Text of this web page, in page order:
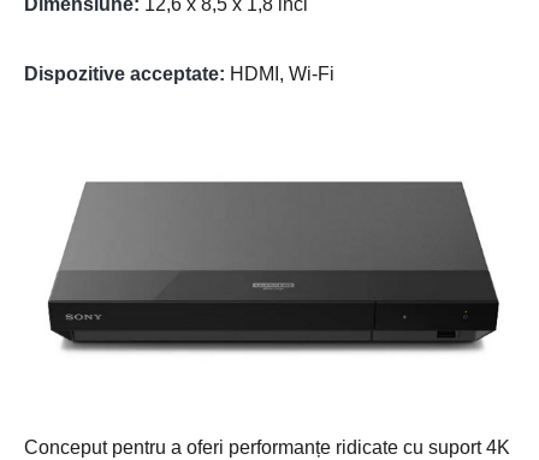
Dispozitive acceptate: HDMI, Wi-Fi
Conceput pentru a oferi performanțe ridicate cu suport 4K